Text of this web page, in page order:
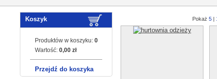
Koszyk
Produktów w koszyku: 0
Wartość: 0,00 zł
Przejdź do koszyka
Pokaż 5 |